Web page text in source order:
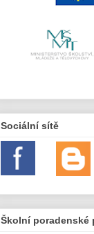
Sociální sítě
Školní poradenské